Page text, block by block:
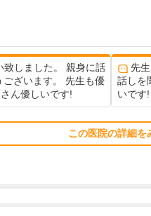
致しました。 親身に話
ざいます。 先生も優
ん優しいです!
先
話しを
いです
この医院の詳細を